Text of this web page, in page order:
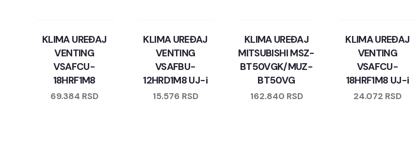
KLIMA UREĐAJ
VENTING
VSAFCU-
18HRF1M8
69.384 RSD
KLIMA UREĐAJ
VENTING
VSAFBU-
12HRD1M8 UJ-i
15.576 RSD
KLIMA UREĐAJ
MITSUBISHI MSZ-
BT50VGK/MUZ-
BT50VG
162.840 RSD
KLIMA UREĐAJ
VENTING
VSAFCU-
18HRF1M8 UJ-i
24.072 RSD